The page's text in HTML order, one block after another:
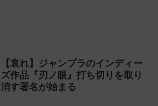
【哀れ】ジャンプラのインディー
ズ作品『刃ノ眼』打ち切りを取り
消す署名が始まる